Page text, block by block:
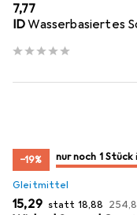
EUR
7,77
IDWasserbasiertes
−19% noch 1 Stückim
nur noch 1 Stück
Gleitmittel
EUR
15,29 statt EUR
18,88 EUR